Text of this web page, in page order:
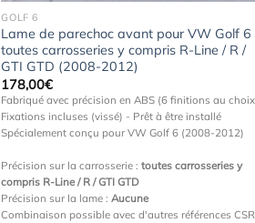
GOLF 6
Lame de parechoc avant pour VW Golf 6
toutes carrosseries y compris R-Line / R /
GTI GTD (2008-2012)
178,00€
Fabriqué avec précision en ABS (6 finitions au
Fixations incluses (vissé) - Prêt à être installé
Spécialement conçu pour VW Golf 6 (2008-2012)
Précision sur la carrosserie :toutes carrosseries y
compris R-Line / R / GTI GTD
Précision sur la lame :Aucune
Combinaison possible avec d'autres références CSR